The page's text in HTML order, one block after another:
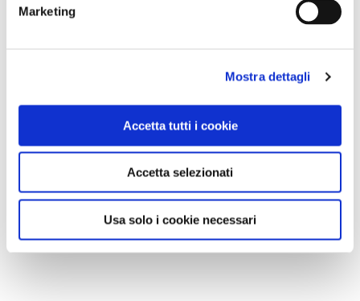
Marketing
Mostra dettagli
Accetta tutti i cookie
Accetta selezionati
Usa solo i cookie necessari